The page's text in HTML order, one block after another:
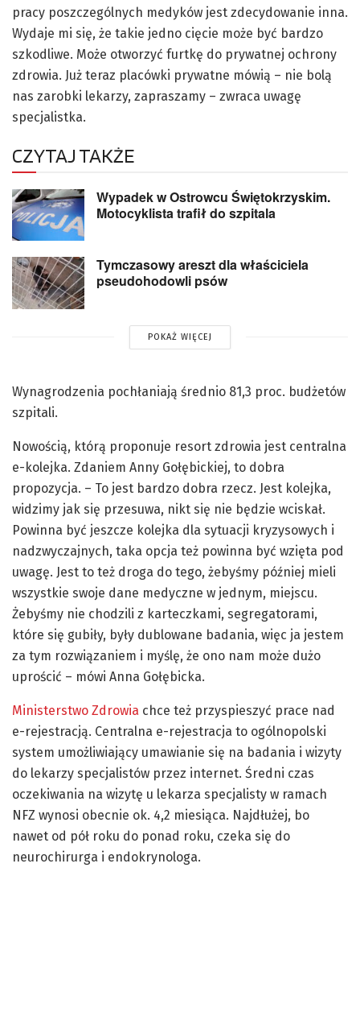
pracy poszczególnych medyków jest zdecydowanie inna.
Wydaje mi się, że takie jedno cięcie może być bardzo
szkodliwe. Może otworzyć furtkę do prywatnej ochrony
zdrowia. Już teraz placówki prywatne mówią – nie bolą
nas zarobki lekarzy, zapraszamy – zwraca uwagę
specjalistka.
CZYTAJ TAKŻE
Wypadek w Ostrowcu Świętokrzyskim.
Motocyklista trafił do szpitala
Tymczasowy areszt dla właściciela
pseudohodowli psów
POKAŻ WIĘCEJ
Wynagrodzenia pochłaniają średnio 81,3 proc. budżetów
szpitali.
Nowością, którą proponuje resort zdrowia jest centralna
e-kolejka. Zdaniem Anny Gołębickiej, to dobra
propozycja. – To jest bardzo dobra rzecz. Jest kolejka,
widzimy jak się przesuwa, nikt się nie będzie wciskał.
Powinna być jeszcze kolejka dla sytuacji kryzysowych i
nadzwyczajnych, taka opcja też powinna być wzięta pod
uwagę. Jest to też droga do tego, żebyśmy później mieli
wszystkie swoje dane medyczne w jednym, miejscu.
Żebyśmy nie chodzili z karteczkami, segregatorami,
które się gubiły, były dublowane badania, więc ja jestem
za tym rozwiązaniem i myślę, że ono nam może dużo
uprościć – mówi Anna Gołębicka.
Ministerstwo Zdrowia chce też przyspieszyć prace nad
e-rejestracją. Centralna e-rejestracja to ogólnopolski
system umożliwiający umawianie się na badania i wizyty
do lekarzy specjalistów przez internet. Średni czas
oczekiwania na wizytę u lekarza specjalisty w ramach
NFZ wynosi obecnie ok. 4,2 miesiąca. Najdłużej, bo
nawet od pół roku do ponad roku, czeka się do
neurochirurga i endokrynologa.